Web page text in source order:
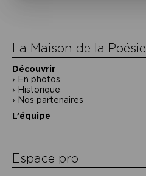
La Maison de la Poésie
Découvrir
En photos
Historique
Nos partenaires
L’équipe
Espace pro